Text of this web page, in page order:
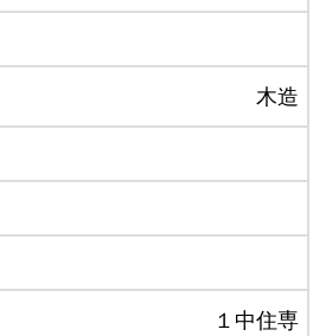
木造
１中住専